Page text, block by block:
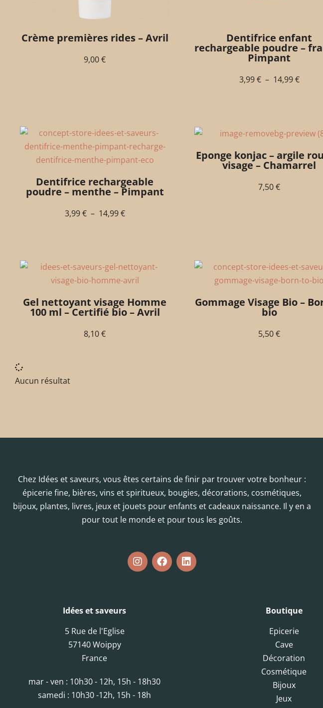
Crème premières rides – Avril
9,00€
Dentifrice enfant
rechargeable poudre –
Pimpant
3,99€ – 14,99€
Dentifrice rechargeable
poudre – menthe – Pimpant
3,99€ – 14,99€
Eponge konjac – argile
visage – Chamarrel
7,50€
Gel nettoyant visage Homme
100 ml – Certifié bio – Avril
8,10€
Gommage Visage Bio –
bio
5,50€
Aucun résultat
Chez Idées et saveurs, vous êtes certains de finir par trouver votre bonheur :
épicerie fine, bières, vins et spiritueux, bougies, décorations, cosmétiques,
bijoux, plantes, livres, jeux et jouets pour enfants et cadeaux naissance. Il y en a
pour tout le monde et pour tous les goûts.
Idées et saveurs
5 Rue de l'Eglise
57140 Woippy
France
mar - ven : 10h30 - 12h, 15h - 18h30
samedi : 10h30 -12h, 15h - 18h
Boutique
Epicerie
Cave
Décoration
Cosmétique
Bijoux
Jeux